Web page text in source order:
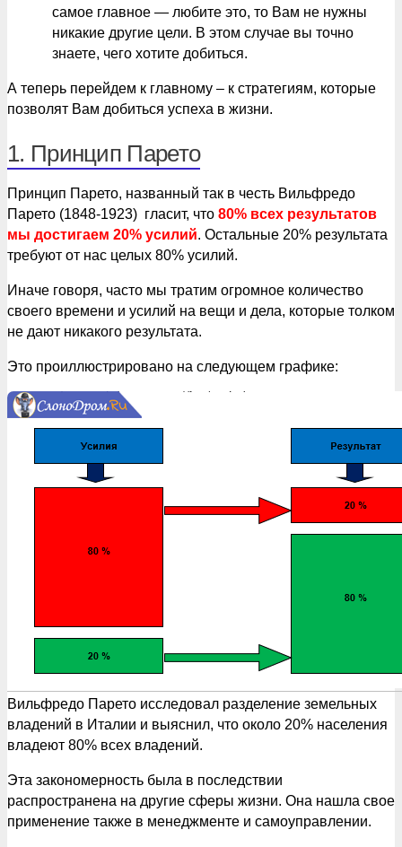
самое главное — любите это, то Вам не нужны
никакие другие цели. В этом случае вы точно
знаете, чего хотите добиться.
А теперь перейдем к главному – к стратегиям, которые
позволят Вам добиться успеха в жизни.
1. Принцип Парето
Принцип Парето, названный так в честь Вильфредо
Парето (1848-1923) гласит, что 80% всех результатов
мы достигаем 20% усилий. Остальные 20% результата
требуют от нас целых 80% усилий.
Иначе говоря, часто мы тратим огромное количество
своего времени и усилий на вещи и дела, которые толком
не дают никакого результата.
Это проиллюстрировано на следующем графике:
Вильфредо Парето исследовал разделение земельных
владений в Италии и выяснил, что около 20% населения
владеют 80% всех владений.
Эта закономерность была в последствии
распространена на другие сферы жизни. Она нашла свое
применение также в менеджменте и самоуправлении.